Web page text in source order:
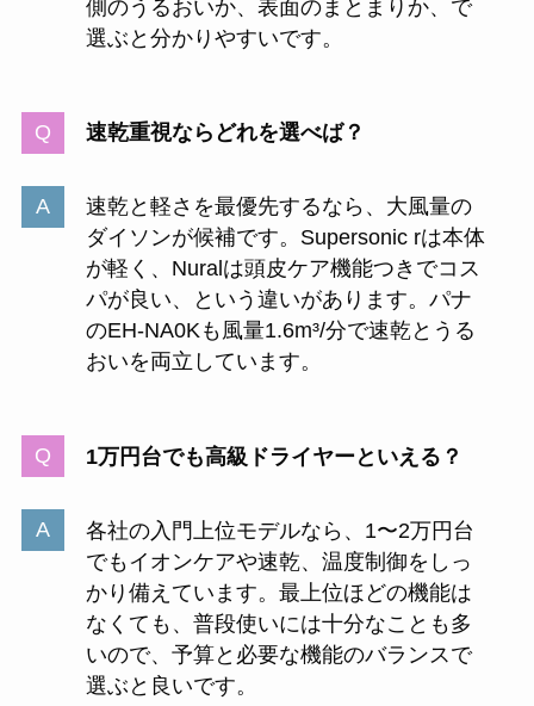
側のうるおいか、表面のまとまりか、で
選ぶと分かりやすいです。
速乾重視ならどれを選べば？
速乾と軽さを最優先するなら、大風量の
ダイソンが候補です。Supersonic rは本体
が軽く、Nuralは頭皮ケア機能つきでコス
パが良い、という違いがあります。パナ
のEH-NA0Kも風量1.6m³/分で速乾とうる
おいを両立しています。
1万円台でも高級ドライヤーといえる？
各社の入門上位モデルなら、1〜2万円台
でもイオンケアや速乾、温度制御をしっ
かり備えています。最上位ほどの機能は
なくても、普段使いには十分なことも多
いので、予算と必要な機能のバランスで
選ぶと良いです。